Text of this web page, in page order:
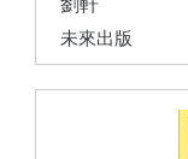
未來出版